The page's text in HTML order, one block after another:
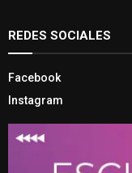
REDES SOCIALES
Facebook
Instagram